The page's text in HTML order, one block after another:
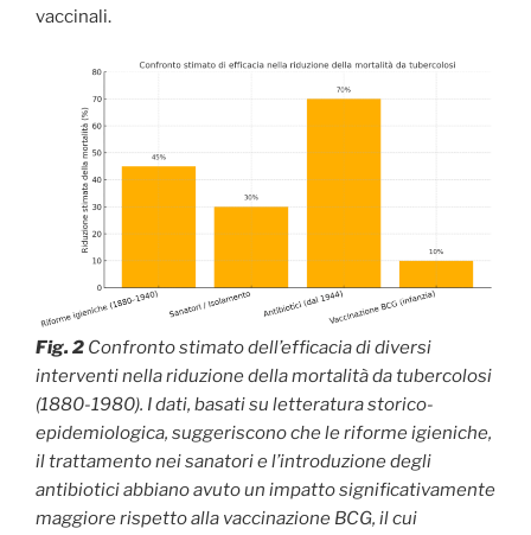
vaccinali.
Fig. 2 Confronto stimato dell’efficacia di diversi
interventi nella riduzione della mortalità da tubercolosi
(1880-1980). I dati, basati su letteratura storico-
epidemiologica, suggeriscono che le riforme igieniche,
il trattamento nei sanatori e l’introduzione degli
antibiotici abbiano avuto un impatto significativamente
maggiore rispetto alla vaccinazione BCG, il cui